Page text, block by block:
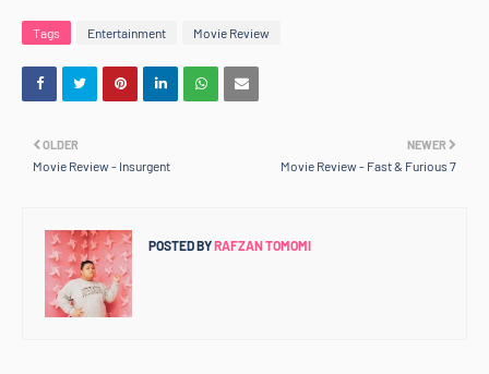
Tags Entertainment Movie Review
NEWER
Movie Review - Fast & Furious 7
OLDER
Movie Review - Insurgent
POSTED BYRAFZAN TOMOMI